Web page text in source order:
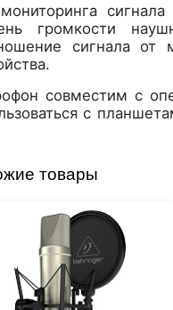
громкости
сигнала от
совместим с
с
товары